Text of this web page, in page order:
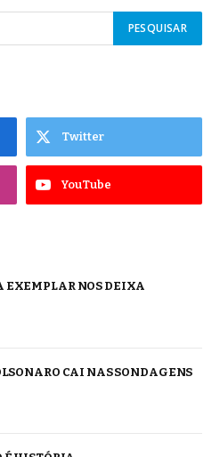
Twitter
YouTube
EXEMPLAR NOS DEIXA
CAI NAS SONDAGENS